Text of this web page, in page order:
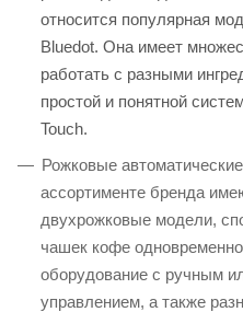
относится популярная
Bluedot. Она имеет
работать с разными
простой и понятной
Touch.
Рожковые
ассортименте бренда
двухрожковые модели,
чашек кофе
оборудование с ручным
управлением, а также